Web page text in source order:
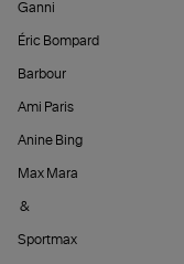
Ganni
Éric Bompard
Barbour
Ami Paris
Anine Bing
Max Mara
&
Sportmax